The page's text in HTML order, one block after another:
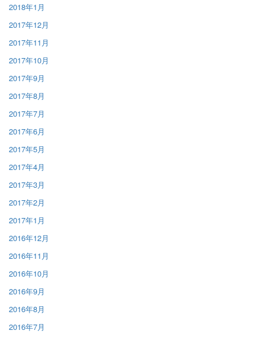
2018年1月
2017年12月
2017年11月
2017年10月
2017年9月
2017年8月
2017年7月
2017年6月
2017年5月
2017年4月
2017年3月
2017年2月
2017年1月
2016年12月
2016年11月
2016年10月
2016年9月
2016年8月
2016年7月